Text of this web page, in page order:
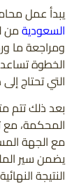
يبدأ عمل
السعوديةمن
ومراجعة ما
الخطوة
التي تحتاج
بعد ذلك تتم
المحكمة، مع
مع الجهة
يضمن سير
النتيجة